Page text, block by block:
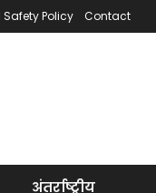
Policy Contact
अंतर्राष्ट्रीय